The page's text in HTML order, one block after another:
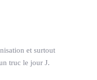
et surtout
truc le jour J.